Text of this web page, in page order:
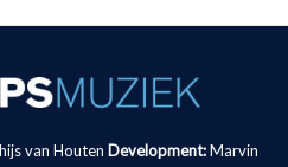
van Houten Development: Marvin